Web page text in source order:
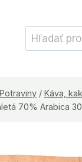
Hľadať:
Potraviny / Káva,
70% Arabica